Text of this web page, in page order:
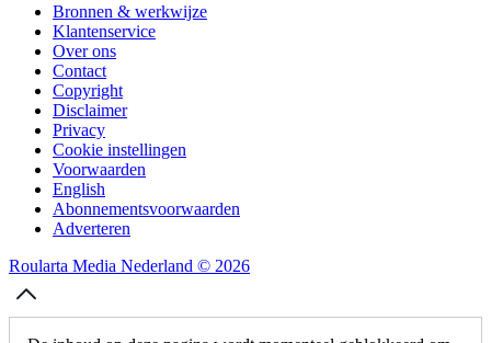
Bronnen & werkwijze
Klantenservice
Over ons
Contact
Copyright
Disclaimer
Privacy
Cookie instellingen
Voorwaarden
English
Abonnementsvoorwaarden
Adverteren
Roularta Media Nederland © 2026